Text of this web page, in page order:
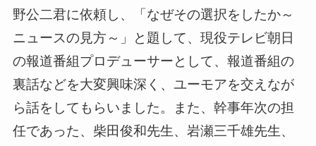
野公二君に依頼し、「なぜその選択をしたか～
ニュースの見方～」と題して、現役テレビ朝日
の報道番組プロデューサーとして、報道番組の
裏話などを大変興味深く、ユーモアを交えなが
ら話をしてもらいました。また、幹事年次の担
任であった、柴田俊和先生、岩瀬三千雄先生、